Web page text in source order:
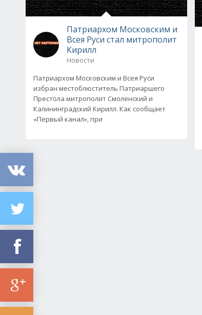
Патриархом Московским и
Всея Руси стал митрополит
Кирилл
Новости
Патриархом Московским и Всея Руси
избран местоблюститель Патриаршего
Престола митрополит Смоленский и
Калининградский Кирилл. Как сообщает
«Первый канал», при